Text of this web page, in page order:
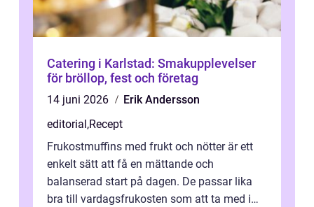
Catering i Karlstad: Smakupplevelser
för bröllop, fest och företag
14 juni 2026
Erik Andersson
editorial,Recept
Frukostmuffins med frukt och nötter är ett
enkelt sätt att få en mättande och
balanserad start på dagen. De passar lika
bra till vardagsfrukosten som att ta med i